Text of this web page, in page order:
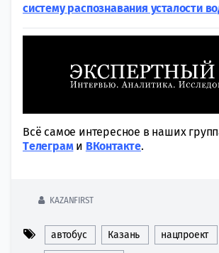
систему распознавания усталости
Всё самое интересное в наших
Tелеграми ВКонтакте.
KAZANFIRST
автобус Казань нацпроект